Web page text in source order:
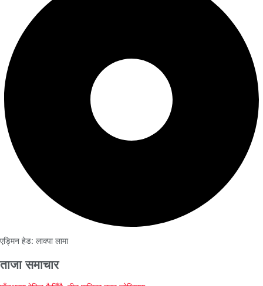
एड्मिन हेड: लाक्पा लामा
ताजा समाचार